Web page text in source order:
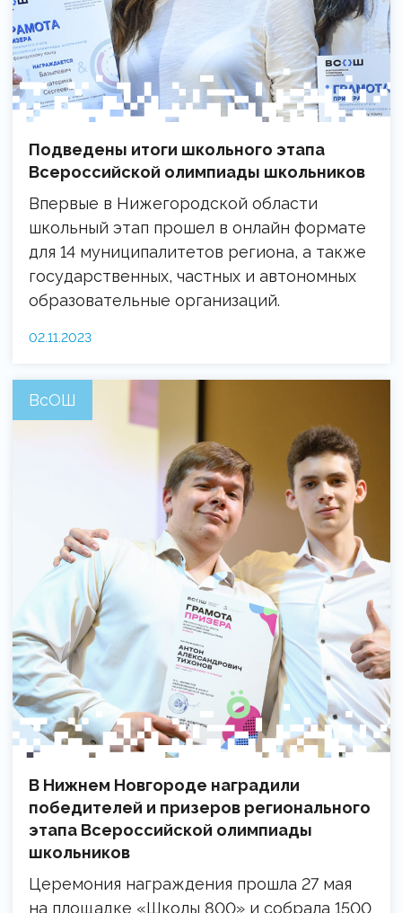
Подведены итоги школьного этапа
Всероссийской олимпиады школьников
Впервые в Нижегородской области
школьный этап прошел в онлайн формате
для 14 муниципалитетов региона, а также
государственных, частных и автономных
образовательные организаций.
02.11.2023
ВсОШ
В Нижнем Новгороде наградили
победителей и призеров регионального
этапа Всероссийской олимпиады
школьников
Церемония награждения прошла 27 мая
на площадке «Школы 800» и собрала 1500